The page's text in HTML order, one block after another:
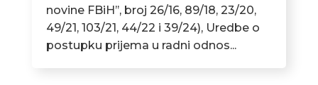
novine FBiH’’, broj 26/16, 89/18, 23/20,
49/21, 103/21, 44/22 i 39/24), Uredbe o
postupku prijema u radni odnos...